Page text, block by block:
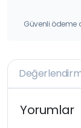
Güvenli ödeme
Yorumlar